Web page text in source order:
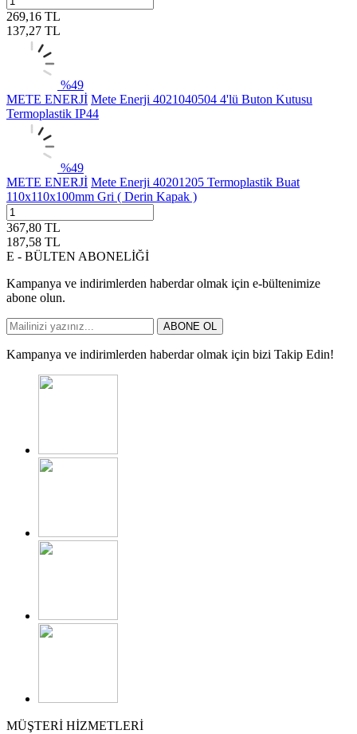
269,16 TL
137,27 TL
%49
METE ENERJİ Mete Enerji 4021040504 4'lü Buton Kutusu
Termoplastik IP44
%49
METE ENERJİ Mete Enerji 40201205 Termoplastik Buat
110x110x100mm Gri ( Derin Kapak )
367,80 TL
187,58 TL
E - BÜLTEN ABONELİĞİ
Kampanya ve indirimlerden haberdar olmak için e-bültenimize
abone olun.
ABONE OL
Kampanya ve indirimlerden haberdar olmak için bizi Takip Edin!
MÜŞTERİ HİZMETLERİ